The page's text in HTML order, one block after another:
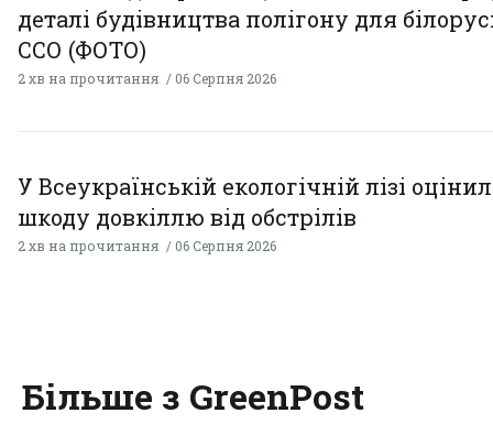
деталі будівництва полігону для
ССО (ФОТО)
2 хв на прочитання 06 Серпня 2026
У Всеукраїнській екологічній лізі
шкоду довкіллю від обстрілів
2 хв на прочитання 06 Серпня 2026
Більше з GreenPost